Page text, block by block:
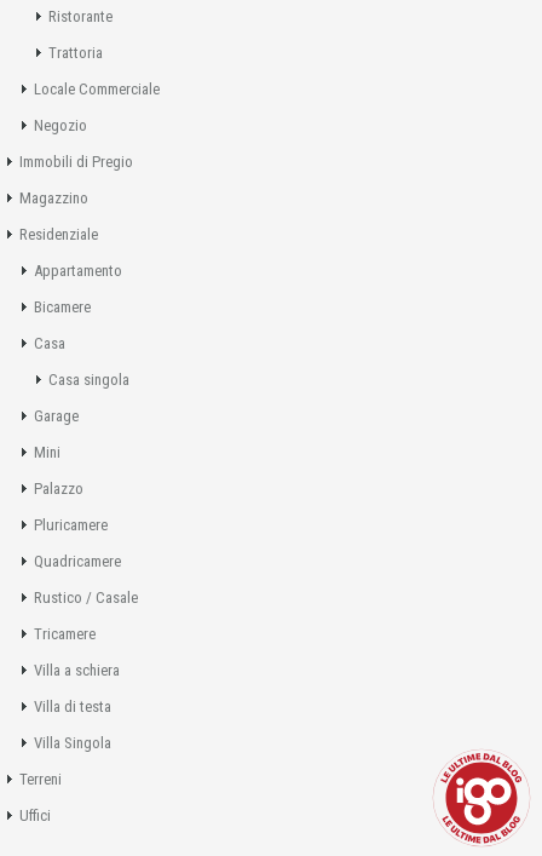
Ristorante
Trattoria
Locale Commerciale
Negozio
Immobili di Pregio
Magazzino
Residenziale
Appartamento
Bicamere
Casa
Casa singola
Garage
Mini
Palazzo
Pluricamere
Quadricamere
Rustico / Casale
Tricamere
Villa a schiera
Villa di testa
Villa Singola
Terreni
Uffici